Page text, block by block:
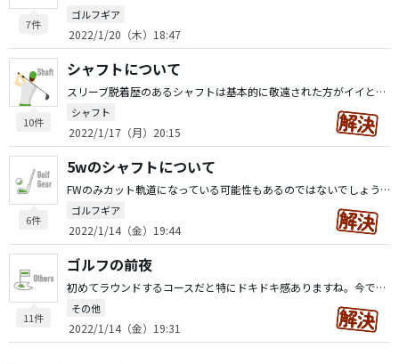
7件
ゴルフギア
2022/1/20（木）18:47
10件
シャフトについて
スリーブ脱着歴のあるシャフトは基本的に敬遠された方がイイと個人的には思います。 カスタムシャフトに興味があるのでしたら、メーカーカスタムのクラブを購入されるのも一つの手だと思います。 メーカーカスタムは、それなりの根拠のもとでバランス調整されたクラブなので間違いはないと思います。そのうえで自分にはこれが合うと思うシャフトにリシャフトしていくというのも一つの手だと私は思います。
シャフト
2022/1/17（月）20:15
6件
5wのシャフトについて
FWのみカット軌道になっている可能性もあるのではないでしょうか？ 私もFWのみカット軌道になった時期がありました。この現象は「教科書通りに打たなければならない」と無意識のうちに思い込んでしまうとなってしまうそうです！少しクラブを短く持ってFWを打ってみる(ワンフィンガーほど)。右手のグリッププレッシャーをもう少し少なくするとイイかもしれません。
ゴルフギア
2022/1/14（金）19:44
11件
ゴルフの前夜
初めてラウンドするコースだと特にドキドキ感ありますね。今ではネットでコース形状など確認できるにも関わらずイイ意味で緊張感ありますネ。こういうコースかと確認しクラブセッティングするなど確かに小学生の時の遠足的なワクワク感かもしれないですネ。
その他
2022/1/14（金）19:31